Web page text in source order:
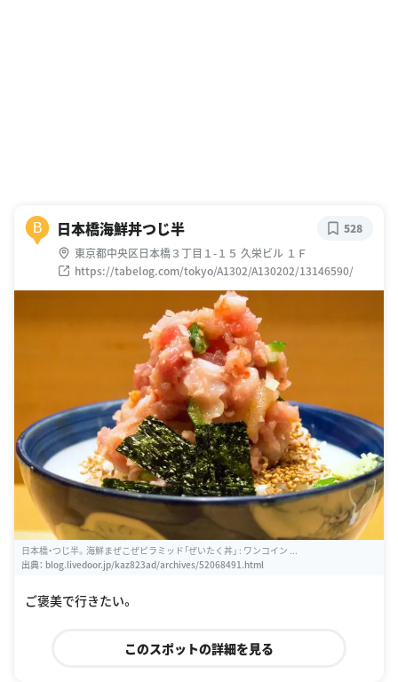
B 日本橋海鮮丼つじ半
東京都中央区日本橋３丁目１-１５ 久栄ビル １Ｆ
https://tabelog.com/tokyo/A1302/A130202/13146590/
528
日本橋・つじ半。海鮮まぜこぜピラミッド「ぜいたく丼」 : ワンコイン ...
出典： blog.livedoor.jp/kaz823ad/archives/52068491.html
ご褒美で行きたい。
このスポットの詳細を見る